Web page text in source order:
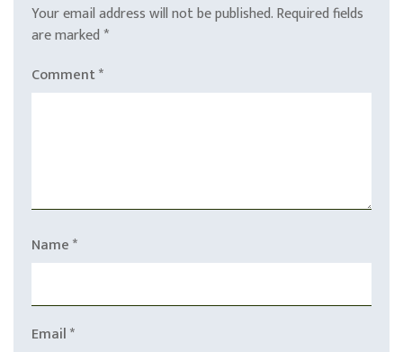
Your email address will not be published.Required fields
are marked *
Comment*
Name*
Email*